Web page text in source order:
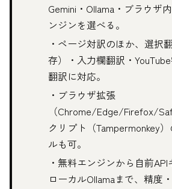
Gemini・Ollama・ブラウザ
ンジンを選べる。
・ページ対訳のほか、選択
存）・入力欄翻訳・
翻訳に対応。
・ブラウザ拡張
（Chrome/Edge/Firefox/
クリプト（Tampermonkey
ルも可。
・無料エンジンから自前API
ローカルOllamaまで、精度